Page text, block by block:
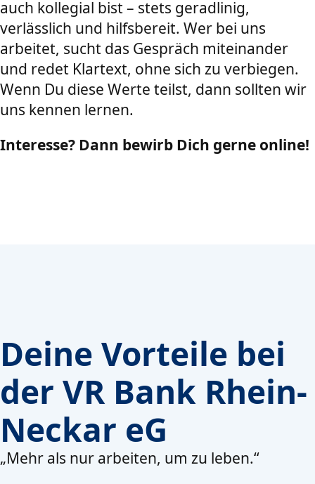
auch kollegial bist – stets geradlinig,
verlässlich und hilfsbereit. Wer bei uns
arbeitet, sucht das Gespräch miteinander
und redet Klartext, ohne sich zu verbiegen.
Wenn Du diese Werte teilst, dann sollten wir
uns kennen lernen.
Interesse? Dann bewirb Dich gerne online!
Deine Vorteile bei
der VR Bank Rhein-
Neckar eG
„Mehr als nur arbeiten, um zu leben.“